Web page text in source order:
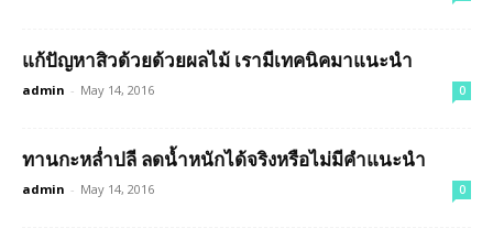
แก้ปัญหาสิวด้วยด้วยผลไม้ เรามีเทคนิคมาแนะนำ
admin - May 14, 2016 0
ทานกะหล่ำปลี ลดน้ำหนักได้จริงหรือไม่มีคำแนะนำ
admin - May 14, 2016 0